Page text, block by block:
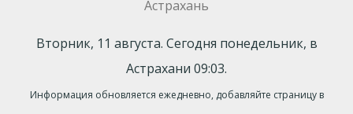
Вторник, 11 августа. Сегодня понедельник, в
Астрахани 09:03.
Информация обновляется ежедневно, добавляйте страницу в